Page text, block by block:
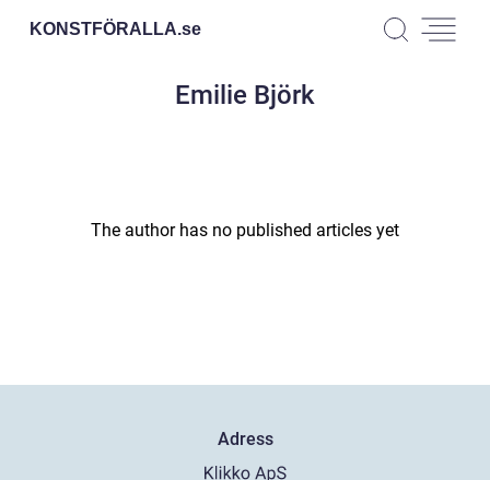
KONSTFÖRALLA.se
Emilie Björk
The author has no published articles yet
Adress